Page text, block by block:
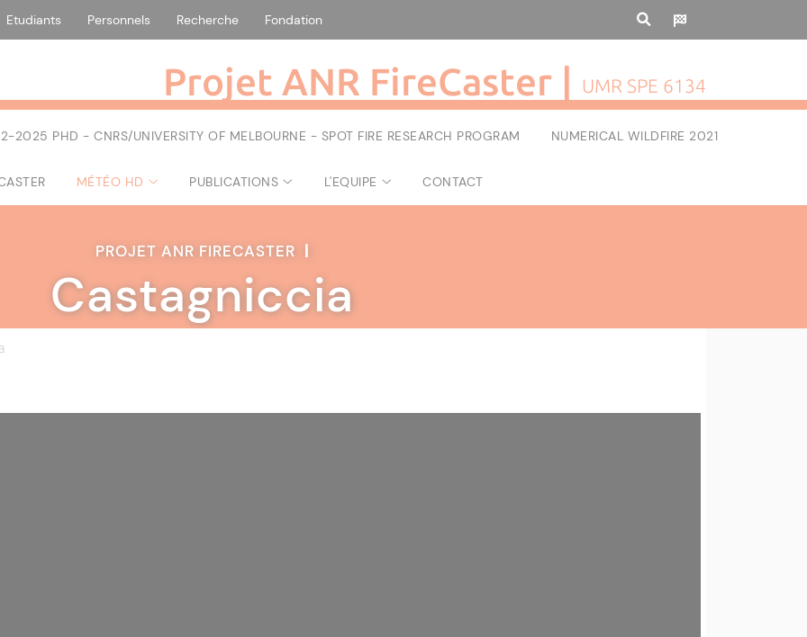
Etudiants Personnels Recherche Fondation
Projet ANR FireCaster | UMR SPE 6134
2025 PHD - CNRS/UNIVERSITY OF MELBOURNE - SPOT FIRE RESEARCH PROGRAM NUMERICAL WILDFIRE 2021
MÉTÉO HD PUBLICATIONS L'EQUIPE CONTACT
PROJET ANR FIRECASTER |
Castagniccia